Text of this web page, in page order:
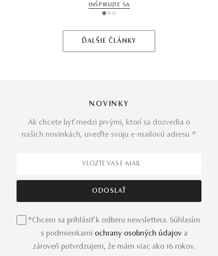
INŠPIRUJTE SA
1 2 3
ĎALŠIE ČLÁNKY
NOVINKY
Ak chcete byť medzi prvými, ktorí sa dozvedia o
našich novinkách, uveďte svoju e-mailovú adresu *
*Chcem sa prihlásiť k odberu newslettera. Súhlasím
s podmienkami ochrany osobných údajov a
zároveň potvrdzujem, že mám viac ako 16 rokov.